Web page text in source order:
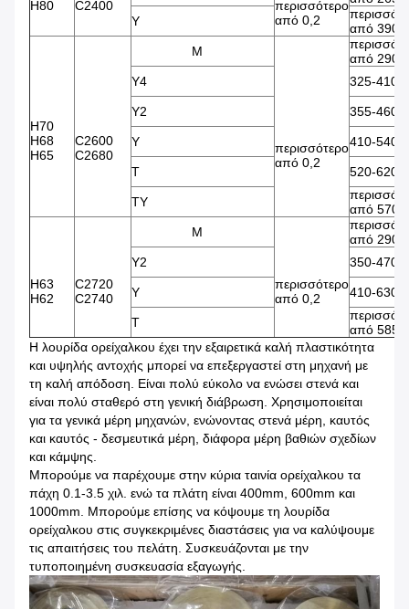
H80 C2400
περισσότερο
από 0,2
Υ
από 390
H70
H68
H65
C2600
C2680
Μ
περισσότερο
από 0,2
από 290
Y4
325-410
Y2 355-460
Υ 410-540
Τ 520-620
TY
από 570
H63
H62
C2720
C2740
Μ
περισσότερο
από 0,2
από 290
Y2
350-470
Υ 410-630
Τ
από 585
Η λουρίδα ορείχαλκου έχει την εξαιρετικά καλή πλαστικότητα
και υψηλής αντοχής μπορεί να επεξεργαστεί στη μηχανή με
τη καλή απόδοση. Είναι πολύ εύκολο να ενώσει στενά και
είναι πολύ σταθερό στη γενική διάβρωση. Χρησιμοποιείται
για τα γενικά μέρη μηχανών, ενώνοντας στενά μέρη, καυτός
και καυτός - δεσμευτικά μέρη, διάφορα μέρη βαθιών σχεδίων
και κάμψης.
Μπορούμε να παρέχουμε στην κύρια ταινία ορείχαλκου τα
πάχη 0.1-3.5 χιλ. ενώ τα πλάτη είναι 400mm, 600mm και
1000mm. Μπορούμε επίσης να κόψουμε τη λουρίδα
ορείχαλκου στις συγκεκριμένες διαστάσεις για να καλύψουμε
τις απαιτήσεις του πελάτη. Συσκευάζονται με την
τυποποιημένη συσκευασία εξαγωγής.